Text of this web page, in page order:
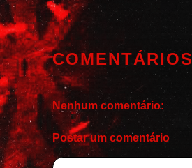
COMENTÁRIOS
Nenhum comentário:
Postar um comentário